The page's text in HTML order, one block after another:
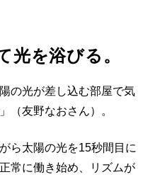
光を浴びる。
の光が差し込む部屋で気
（友野なおさん）。
ら太陽の光を15秒間目に
常に働き始め、リズムが